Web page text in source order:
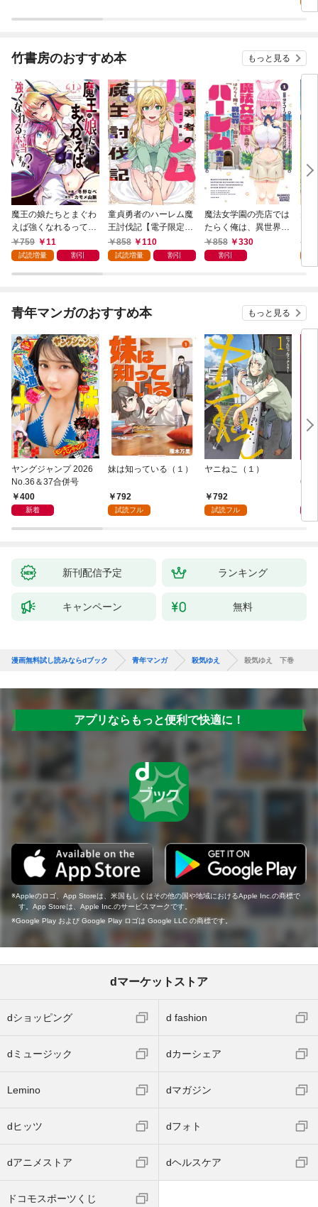
竹書房のおすすめ本 もっと見る
魔王の娘たちとまぐわ
えば強くなれるって本
当ですか？【特典ペー
パー付き】【カラーペ
759 11
試読増量 割引
童貞勇者のハーレム魔
王討伐記【電子限定特
典付き】 (1)
858 110
試読増量 割引
魔法女学園の売店では
たらく俺は、異世界か
ら召喚された『ハーレ
ム先生』です。 (1)
858 330
割引
っ
(1)
青年マンガのおすすめ本 もっと見る
ヤングジャンプ 2026
No.36＆37合併号
400
新着
妹は知っている（１）
792
試読フル
ヤニねこ（１）
792
試読フル
6・
新刊配信予定 ランキング
キャンペーン 無料
漫画無料試し読みならdブック 青年マンガ 殺気ゆえ 殺気ゆえ 下巻
アプリならもっと便利で快適に！
Appleのロゴ、App Storeは、米国もしくはその他の国や地域におけるApple Inc.の商標で
す。App Storeは、Apple Inc.のサービスマークです。
Google Play および Google Play ロゴは Google LLC の商標です。
dマーケットストア
dショッピング d fashion
dミュージック dカーシェア
Lemino dマガジン
dヒッツ dフォト
dアニメストア dヘルスケア
ドコモスポーツくじ